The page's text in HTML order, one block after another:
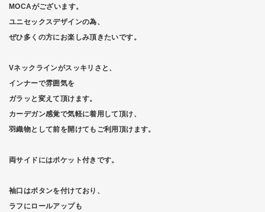
MOCAがございます。
ユニセックスデザインの為、
ぜひ多くの方にお楽しみ頂きたいです。
Vネックラインがスッキリさと、
インナーで雰囲気を
ガラッと変えて頂けます。
カーデガン感覚で気軽に着用して頂け、
羽織物として前を開けてもご利用頂けます。
両サイドにはポケット付きです。
袖口はボタンを付けており、
ラフにロールアップも